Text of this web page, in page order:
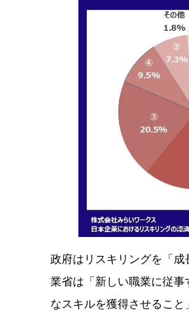
政府はリスキリングを「
業省は「新しい職業に従
なスキルを獲得させるこ